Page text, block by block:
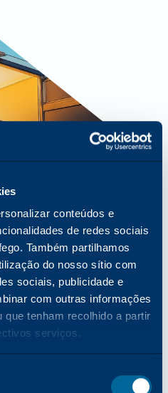
conteúdos e
de redes sociais
Também partilhamos
do nosso sítio com
sociais, publicidade e
com outras informações
que tenham recolhido a partir
serviços.
envio direto
distribuidores grossistas
de compras
oferece suporte